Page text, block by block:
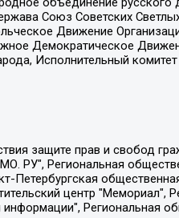
Союз Советских
Движение
Демократическое
Исполнительный
ограниченной ответственностью "Москоу диджитал медиа", с 26.01.2023 Общество с ограниченной ответственностью "Чайка Белые сады", Ветошкина Валерия Валерьевна, Заговора Максим Александрович, Межрегиональное общественное движение "Российская ЛГБТ - сеть", Оленичев Максим Владимирович, Павлов Иван Юрьевич, Скворцова Елена Сергеевна, Общество с ограниченной ответственностью "Как бы инагент", Кочетков Игорь Викторович, Общество с ограниченной ответственностью "Честные выборы", Еланчик Олег Александрович, Общество с ограниченной ответственностью "Нобелевский призыв", Гималова Регина Эмилевна, Григорьев Андрей Валерьевич, Григорьева Алина Александровна, Ассоциация по содействию защите прав призывников, альтернативнослужащих и военнослужащих "Правозащитная группа "Гражданин.Армия.Право", Хисамова Регина Фаритовна, Автономная некоммерческая организация по реализации социально-правовых программ "Лилит", Дальневосточное общественное движение "Маяк", Санкт-Петербургская ЛГБТ-инициативная группа "Выход", Инициативная группа ЛГБТ+ "Реверс", Алексеев Андрей Викторович, Бекбулатова Таисия Львовна, Беляев Иван Михайлович, Владыкина Елена Сергеевна, Гельман Марат Александрович, Никульшина Вероника Юрьевна, Толоконникова Надежда Андреевна, Шендерович Виктор Анатольевич, Общество с ограниченной ответственностью "Данное сообщение", Общество с ограниченной ответственностью Издательский дом "Новая глава", Айнбиндер Александра Александровна, Московский комьюнити-центр для ЛГБТ+инициатив, Благотворительный фонд развития филантропии, Deutsche Welle (Германия, Kurt-Schumacher-Strasse 3, 53113 Bonn), Борзунова Мария Михайловна, Воробьев Виктор Викторович, Голубева Анна Львовна, Константинова Алла Михайловна,